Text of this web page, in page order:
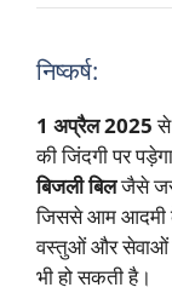
निष्कर्ष:
1 अप्रैल 2025से
की जिंदगी पर
बिजली बिलजैसे
जिससे आम आदमी
वस्तुओं और सेवाओं
भी हो सकती है।